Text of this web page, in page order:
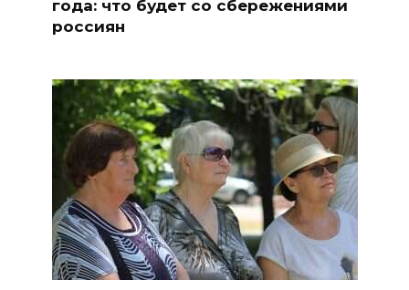
года: что будет со сбережениями
россиян